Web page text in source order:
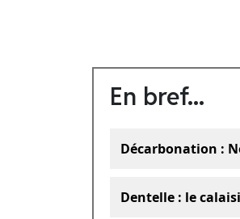
En bref...
Décarbonation :
Dentelle : le